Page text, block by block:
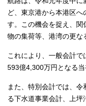
ど、東京港から本港区へ
す。この機会を捉え、関
物の集荷等、港湾の更な
これにより、一般会計
593億4,300万円となる当
また、特別会計では、
る下水道事業会計、上